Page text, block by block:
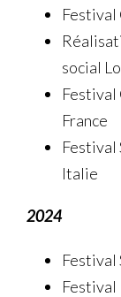
Festival
social
Festival
France
Festival
Italie
2024
Festival
Festival